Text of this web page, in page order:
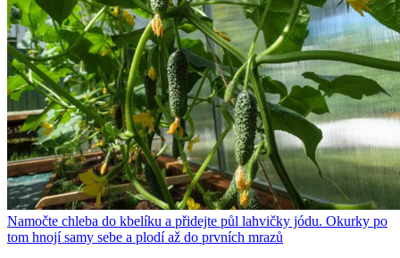
Namočte chleba do kbelíku a přidejte půl lahvičky jódu. Okurky po
tom hnojí samy sebe a plodí až do prvních mrazů